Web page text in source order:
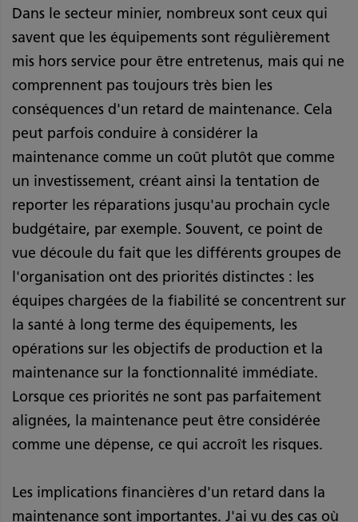
Dans le secteur minier, nombreux sont ceux qui
savent que les équipements sont régulièrement
mis hors service pour être entretenus, mais qui ne
comprennent pas toujours très bien les
conséquences d'un retard de maintenance. Cela
peut parfois conduire à considérer la
maintenance comme un coût plutôt que comme
un investissement, créant ainsi la tentation de
reporter les réparations jusqu'au prochain cycle
budgétaire, par exemple. Souvent, ce point de
vue découle du fait que les différents groupes de
l'organisation ont des priorités distinctes : les
équipes chargées de la fiabilité se concentrent sur
la santé à long terme des équipements, les
opérations sur les objectifs de production et la
maintenance sur la fonctionnalité immédiate.
Lorsque ces priorités ne sont pas parfaitement
alignées, la maintenance peut être considérée
comme une dépense, ce qui accroît les risques.
Les implications financières d'un retard dans la
maintenance sont importantes. J'ai vu des cas où